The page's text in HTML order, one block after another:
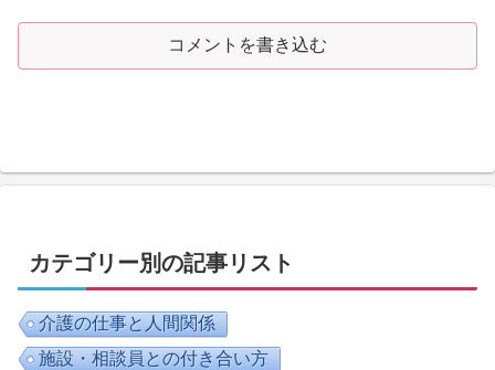
コメントを書き込む
カテゴリー別の記事リスト
介護の仕事と人間関係
施設・相談員との付き合い方